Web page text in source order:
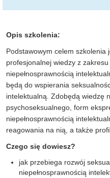
Opis szkolenia:
Podstawowym celem szkolenia
profesjonalnej wiedzy z
niepełnosprawnością
będą do wspierania
intelektualną. Zdobędą wiedzę
psychoseksualnego, form
niepełnosprawnością
reagowania na nią, a także
Czego się dowiesz?
jak przebiega rozwój
niepełnosprawnością